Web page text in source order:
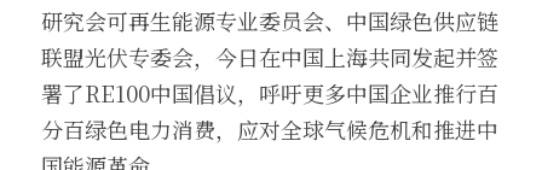
研究会可再生能源专业委员会、中国绿色供应链
联盟光伏专委会，今日在中国上海共同发起并签
署了RE100中国倡议，呼吁更多中国企业推行百
分百绿色电力消费，应对全球气候危机和推进中